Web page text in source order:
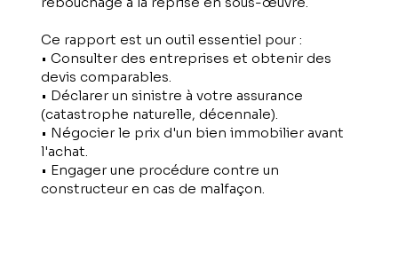
Ce rapport est un outil essentiel pour :
• Consulter des entreprises et obtenir des
devis comparables.
• Déclarer un sinistre à votre assurance
(catastrophe naturelle, décennale).
• Négocier le prix d'un bien immobilier avant
l'achat.
• Engager une procédure contre un
constructeur en cas de malfaçon.